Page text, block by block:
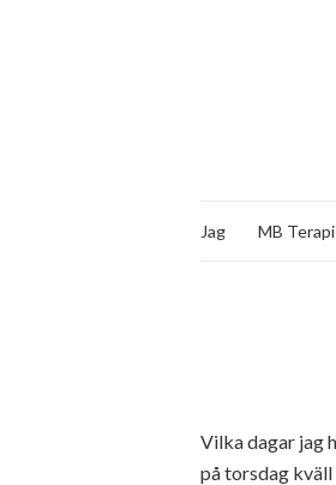
Jag MB Terapi
Vilka dagar jag
på torsdag